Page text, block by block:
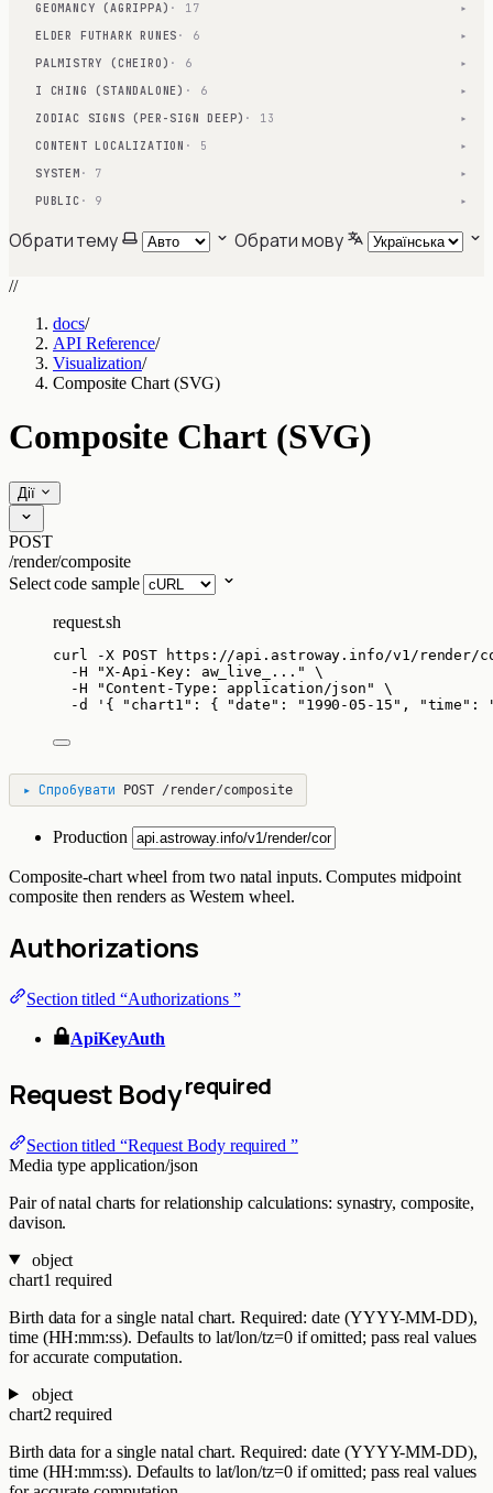
GEOMANCY (AGRIPPA) · 17 ▾
ELDER FUTHARK RUNES · 6 ▾
PALMISTRY (CHEIRO) · 6 ▾
I CHING (STANDALONE) · 6 ▾
ZODIAC SIGNS (PER-SIGN DEEP) · 13 ▾
CONTENT LOCALIZATION · 5 ▾
SYSTEM · 7 ▾
PUBLIC · 9 ▾
Обрати тему Обрати мову
//
docs/
API Reference/
Visualization/
Composite Chart (SVG)
Composite Chart (SVG)
Дії
POST
/render/composite
Select code sample
request.sh
curl -X POST
https://api.astroway.info/v1/render/
-H
"X-Api-Key: aw_live_... "
\
-H
"Content-Type: application/json "
\
-d
' { "chart1": { "date": "1990-05-15", "time":
▸ Спробувати POST /render/composite
Production
Composite-chart wheel from two natal inputs. Computes midpoint
composite then renders as Western wheel.
Authorizations
Section titled “Authorizations ”
ApiKeyAuth
Request Bodyrequired
Section titled “Request Body required ”
Media type application/json
Pair of natal charts for relationship calculations: synastry, composite,
davison.
object
chart1required
Birth data for a single natal chart. Required: date (YYYY-MM-DD),
time (HH:mm:ss). Defaults to lat/lon/tz=0 if omitted; pass real values
for accurate computation.
object
chart2required
Birth data for a single natal chart. Required: date (YYYY-MM-DD),
time (HH:mm:ss). Defaults to lat/lon/tz=0 if omitted; pass real values